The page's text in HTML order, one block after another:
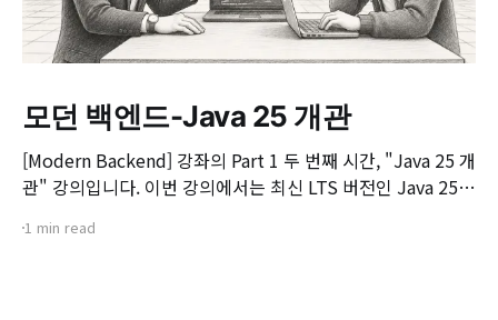
모던 백엔드-Java 25 개관
[Modern Backend] 강좌의 Part 1 두 번째 시간, "Java 25 개
관" 강의입니다. 이번 강의에서는 최신 LTS 버전인 Java 25의
Enhancement Proposal) 기능들을 살펴봅니다. 📌 주요 학
1 min read